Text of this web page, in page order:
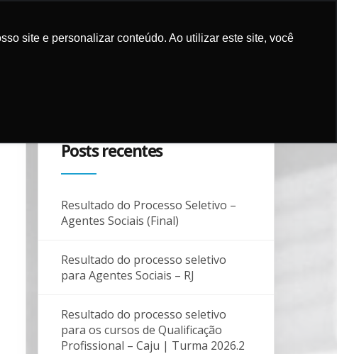
site e personalizar conteúdo. Ao utilizar este site, você
E MÍDIA
Posts recentes
Resultado do Processo Seletivo –
Agentes Sociais (Final)
Resultado do processo seletivo
para Agentes Sociais – RJ
Resultado do processo seletivo
para os cursos de Qualificação
Profissional – Caju | Turma 2026.2